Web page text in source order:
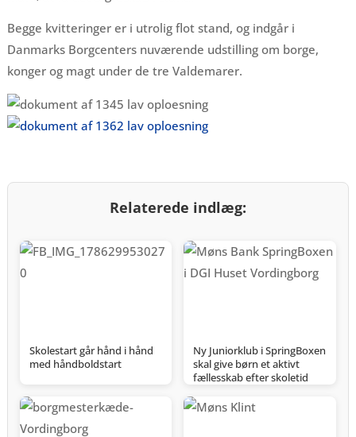
Begge kvitteringer er i utrolig flot stand, og indgår i
Danmarks Borgcenters nuværende udstilling om borge,
konger og magt under de tre Valdemarer.
Relaterede indlæg:
Skolestart går hånd i hånd
med håndboldstart
Ny Juniorklub i SpringBoxen
skal give børn et aktivt
fællesskab efter skoletid